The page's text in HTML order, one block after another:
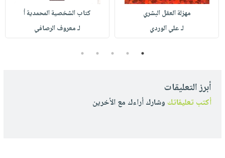
مهزلة العقل البشري
لـ علي الوردي
كتاب الشخصية المحمدية أ
لـ معروف الرصافي
1
2
3
4
5
أبرز التعليقات
أكتب تعليقاتك وشارك أراءك مع الأخرين